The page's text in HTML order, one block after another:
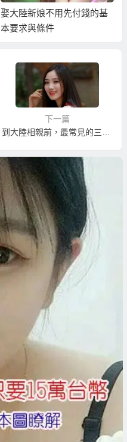
娶大陸新娘不用先付錢的基
本要求與條件
下一篇
到大陸相親前，最常見的三個誤解